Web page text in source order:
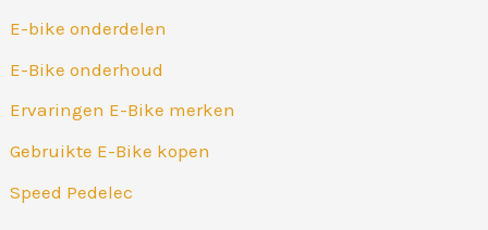
E-bike onderdelen
E-Bike onderhoud
Ervaringen E-Bike merken
Gebruikte E-Bike kopen
Speed Pedelec